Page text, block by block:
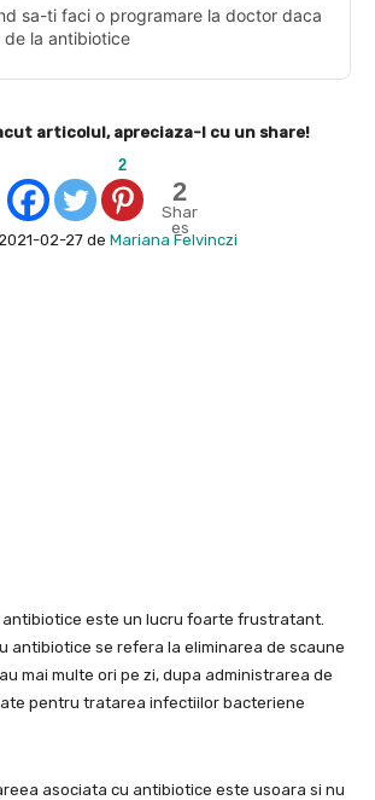
sa-ti faci o programare la doctor daca
de la antibiotice
articolul, apreciaza-l cu un share!
2
2
Shar
es
02-27 de Mariana Felvinczi
antibiotice este un lucru foarte frustratant.
antibiotice se refera la eliminarea de scaune
mai multe ori pe zi, dupa administrarea de
pentru tratarea infectiilor bacteriene
asociata cu antibiotice este usoara si nu